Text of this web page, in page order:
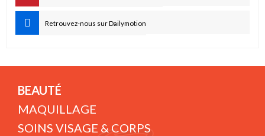
Retrouvez-nous sur Dailymotion
BEAUTÉ
MAQUILLAGE
SOINS VISAGE & CORPS